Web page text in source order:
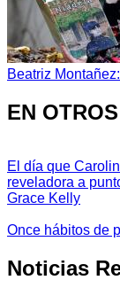
Beatriz
EN
El día que
reveladora a
Grace Kelly
Once hábitos de
Noticias